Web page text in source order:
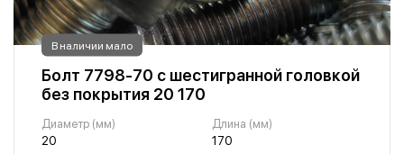
В наличии мало
Болт 7798-70 с шестигранной головкой
без покрытия 20 170
Диаметр (мм)
20
Длина (мм)
170